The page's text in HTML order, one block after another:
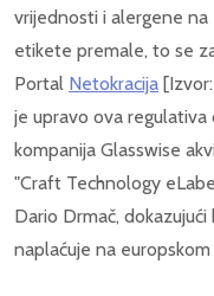
vrijednosti i alergene na
etikete premale, to se
Portal Netokracija
je upravo ova
kompanija Glasswise
"Craft Technology
Dario Drmač,
naplaćuje na